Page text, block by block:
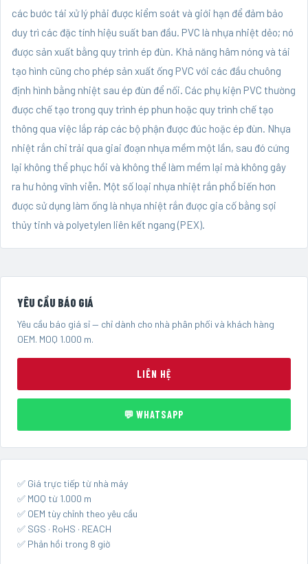
các bước tái xử lý phải được kiểm soát và giới hạn để đảm bảo
duy trì các đặc tính hiệu suất ban đầu. PVC là nhựa nhiệt dẻo; nó
được sản xuất bằng quy trình ép đùn. Khả năng hâm nóng và tái
tạo hình cũng cho phép sản xuất ống PVC với các đầu chuông
định hình bằng nhiệt sau ép đùn để nối. Các phụ kiện PVC thường
được chế tạo trong quy trình ép phun hoặc quy trình chế tạo
thông qua việc lắp ráp các bộ phận được đúc hoặc ép đùn. Nhựa
nhiệt rắn chỉ trải qua giai đoạn nhựa mềm một lần, sau đó cứng
lại không thể phục hồi và không thể làm mềm lại mà không gây
ra hư hỏng vĩnh viễn. Một số loại nhựa nhiệt rắn phổ biến hơn
được sử dụng làm ống là nhựa nhiệt rắn được gia cố bằng sợi
thủy tinh và polyetylen liên kết ngang (PEX).
YÊU CẦU BÁO GIÁ
Yêu cầu báo giá sỉ — chỉ dành cho nhà phân phối và khách hàng
OEM. MOQ 1.000 m.
LIÊN HỆ
💬 WHATSAPP
✅ Giá trực tiếp từ nhà máy
✅ MOQ từ 1.000 m
✅ OEM tùy chỉnh theo yêu cầu
✅ SGS · RoHS · REACH
✅ Phản hồi trong 8 giờ